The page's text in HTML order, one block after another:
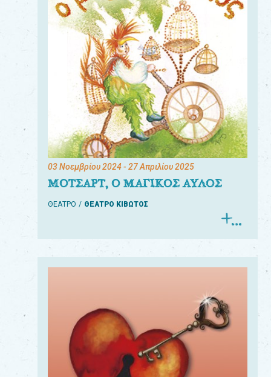
03 Νοεμβρίου 2024- 27 Απριλίου 2025
ΜΟΤΣΑΡΤ, Ο ΜΑΓΙΚΟΣ ΑΥΛΟΣ
ΘΕΑΤΡΟ ΘΕΑΤΡΟ ΚΙΒΩΤΟΣ